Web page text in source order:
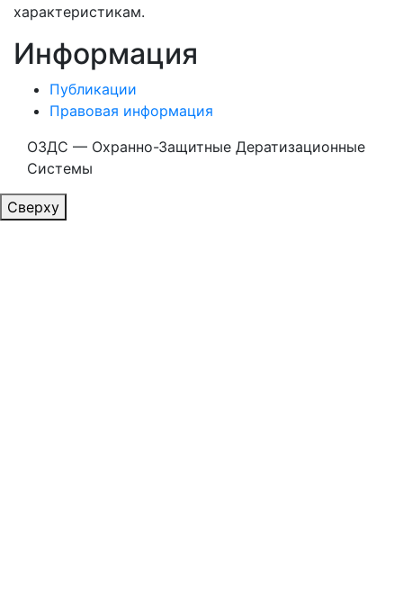
характеристикам.
Информация
Публикации
Правовая информация
ОЗДС — Охранно-Защитные Дератизационные
Системы
Сверху